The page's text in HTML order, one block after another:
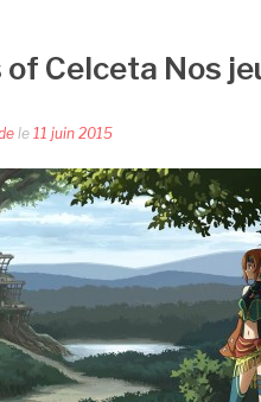
Celceta Nos
le 11 juin 2015